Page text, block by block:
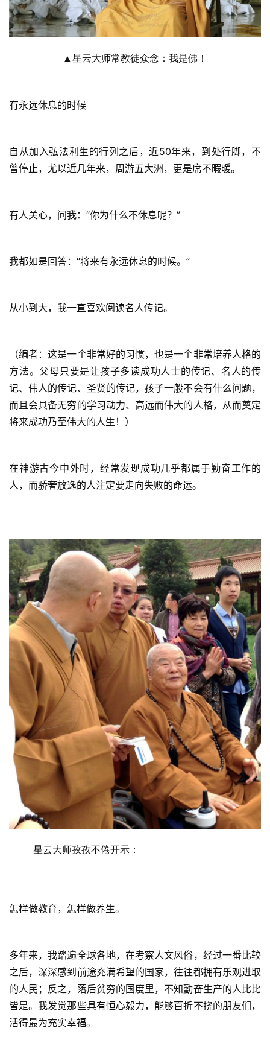
资
点
高
谈
乐
公
慈
善
人
物
巡
礼
视
频
纪
录
教
艺
术
政
策
法
登录 注册
▲星云大师常教徒众念：我是佛！
有永远休息的时候
自从加入弘法利生的行列之后，近50年来，到处行脚，不
曾停止，尤以近几年来，周游五大洲，更是席不暇暖。
有人关心，问我：“你为什么不休息呢？”
我都如是回答：“将来有永远休息的时候。”
从小到大，我一直喜欢阅读名人传记。
（编者：这是一个非常好的习惯，也是一个非常培养人格的
方法。父母只要是让孩子多读成功人士的传记、名人的传
记、伟人的传记、圣贤的传记，孩子一般不会有什么问题，
而且会具备无穷的学习动力、高远而伟大的人格，从而奠定
将来成功乃至伟大的人生！）
在神游古今中外时，经常发现成功几乎都属于勤奋工作的
人，而骄奢放逸的人注定要走向失败的命运。
星云大师孜孜不倦开示：
怎样做教育，怎样做养生。
多年来，我踏遍全球各地，在考察人文风俗，经过一番比较
之后，深深感到前途充满希望的国家，往往都拥有乐观进取
的人民；反之，落后贫穷的国度里，不知勤奋生产的人比比
皆是。我发觉那些具有恒心毅力，能够百折不挠的朋友们，
活得最为充实幸福。